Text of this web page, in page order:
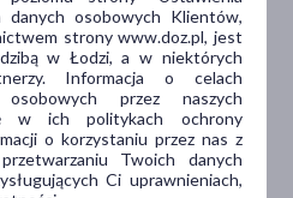
innych źródeł
wentylowanym miejscu i
zgodnie z obowiązującymi
dokładnie opróżnić. Opakowanie
przepisami i regulacjami
i jego opakowanie w
23.
danych osobowych Klientów,
strony www.doz.pl, jest
w Łodzi, a w niektórych
Informacja o celach
przez naszych
w ich politykach ochrony
o korzystaniu przez nas z
Twoich danych
Ci uprawnieniach,